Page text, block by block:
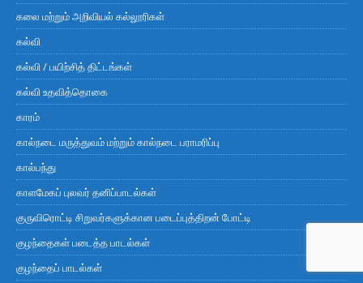
கலை மற்றும் அறிவியல் கல்லூரிகள்
கல்வி
கல்வி / பயிற்சித் திட்டங்கள்
கல்வி உதவித்தொகை
காரம்
கால்நடை மருத்துவம் மற்றும் கால்நடை பராமரிப்பு
கால்பந்து
காளமேகப் புலவர் தனிப்பாடல்கள்
குருவிரொட்டி சிறுவர்களுக்கான படைப்புத்திறன் போட்டி
குழந்தைகள் படைத்த பாடல்கள்
குழந்தைப் பாடல்கள்